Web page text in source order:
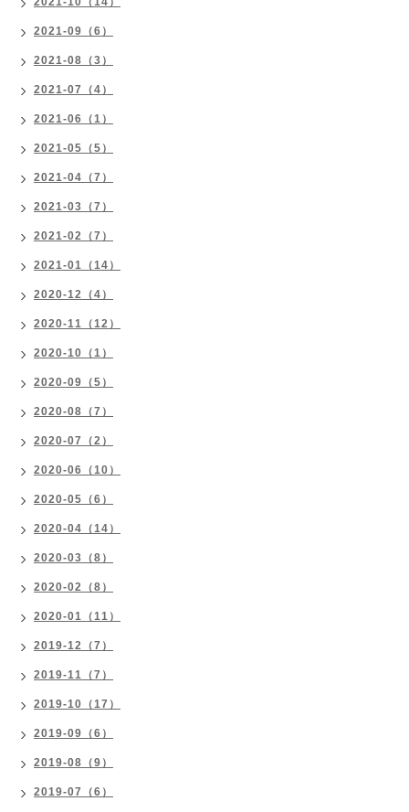
2021-09（6）
2021-08（3）
2021-07（4）
2021-06（1）
2021-05（5）
2021-04（7）
2021-03（7）
2021-02（7）
2021-01（14）
2020-12（4）
2020-11（12）
2020-10（1）
2020-09（5）
2020-08（7）
2020-07（2）
2020-06（10）
2020-05（6）
2020-04（14）
2020-03（8）
2020-02（8）
2020-01（11）
2019-12（7）
2019-11（7）
2019-10（17）
2019-09（6）
2019-08（9）
2019-07（6）